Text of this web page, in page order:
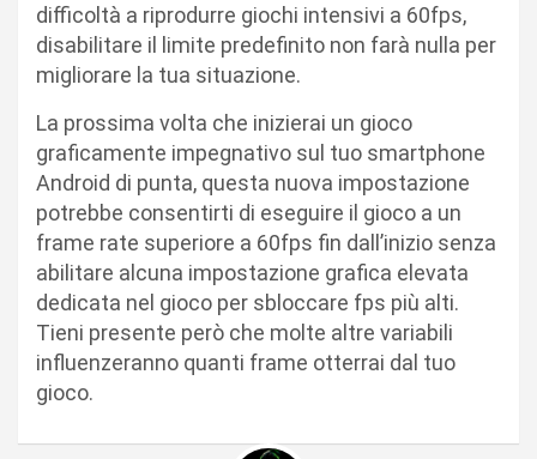
difficoltà a riprodurre giochi intensivi a 60fps,
disabilitare il limite predefinito non farà nulla per
migliorare la tua situazione.
La prossima volta che inizierai un gioco
graficamente impegnativo sul tuo smartphone
Android di punta, questa nuova impostazione
potrebbe consentirti di eseguire il gioco a un
frame rate superiore a 60fps fin dall’inizio senza
abilitare alcuna impostazione grafica elevata
dedicata nel gioco per sbloccare fps più alti.
Tieni presente però che molte altre variabili
influenzeranno quanti frame otterrai dal tuo
gioco.